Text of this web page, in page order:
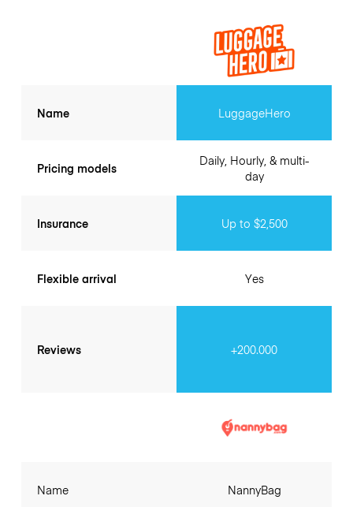
Name
Pricing models
Insurance
Flexible arrival
Reviews
LuggageHero
Daily, Hourly, & multi-
day
Up to $2,500
Yes
+200.000
Name NannyBag